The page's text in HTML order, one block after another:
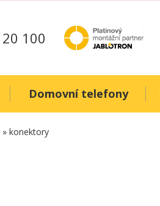
100
Domovní telefony
» konektory